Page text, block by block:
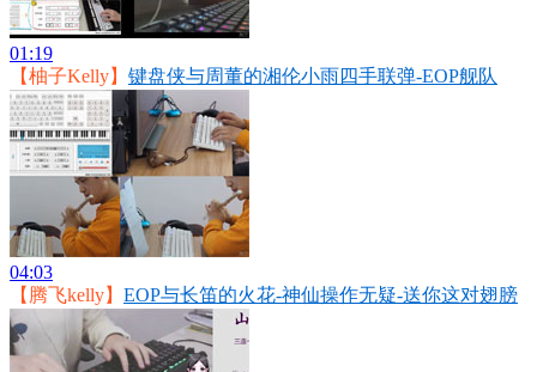
01:19
【柚子Kelly】 键盘侠与周董的湘伦小雨四手联弹-EOP舰队
04:03
【腾飞kelly】 EOP与长笛的火花-神仙操作无疑-送你这对翅膀